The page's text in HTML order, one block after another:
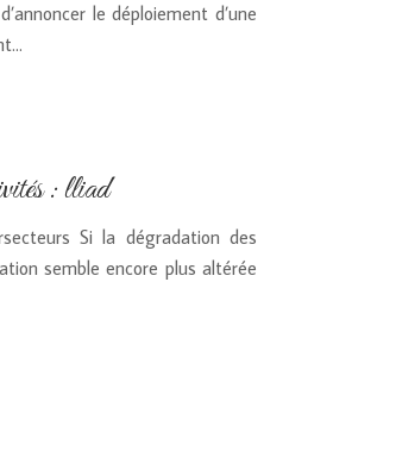
le déploiement d’une
: lliad
Si la dégradation des
semble encore plus altérée